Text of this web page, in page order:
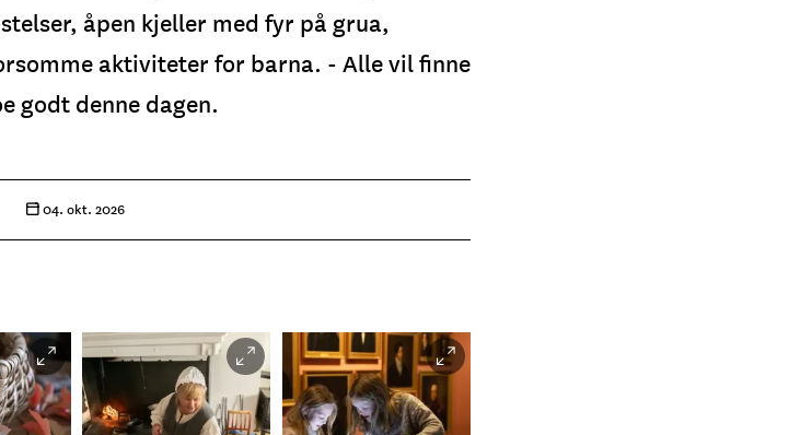
åpen kjeller med fyr på grua,
aktiviteter for barna. - Alle vil finne
godt denne dagen.
04. okt. 2026